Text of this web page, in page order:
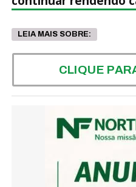
LEIA MAIS SOBRE:
CLIQUE